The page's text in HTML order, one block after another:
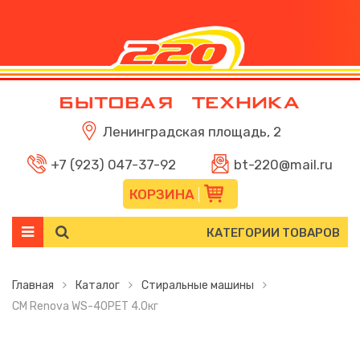
Ленинградская площадь, 2
+7 (923) 047-37-92
bt-220@mail.ru
КОРЗИНА
КАТЕГОРИИ ТОВАРОВ
Главная Каталог
Стиральные машины
СМ Renova WS-40РЕT 4.0кг